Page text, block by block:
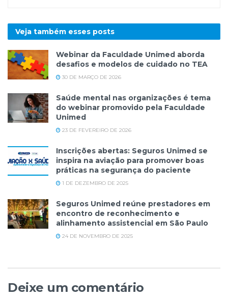
Veja também esses posts
Webinar da Faculdade Unimed aborda
desafios e modelos de cuidado no TEA
30 DE MARÇO DE 2026
Saúde mental nas organizações é tema
do webinar promovido pela Faculdade
Unimed
23 DE FEVEREIRO DE 2026
Inscrições abertas: Seguros Unimed se
inspira na aviação para promover boas
práticas na segurança do paciente
1 DE DEZEMBRO DE 2025
Seguros Unimed reúne prestadores em
encontro de reconhecimento e
alinhamento assistencial em São Paulo
24 DE NOVEMBRO DE 2025
Deixe um comentário